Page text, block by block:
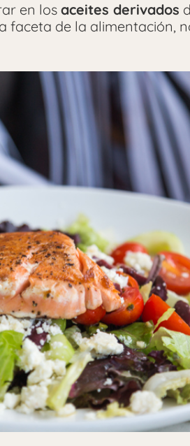
en los aceites derivados
faceta de la alimentación,